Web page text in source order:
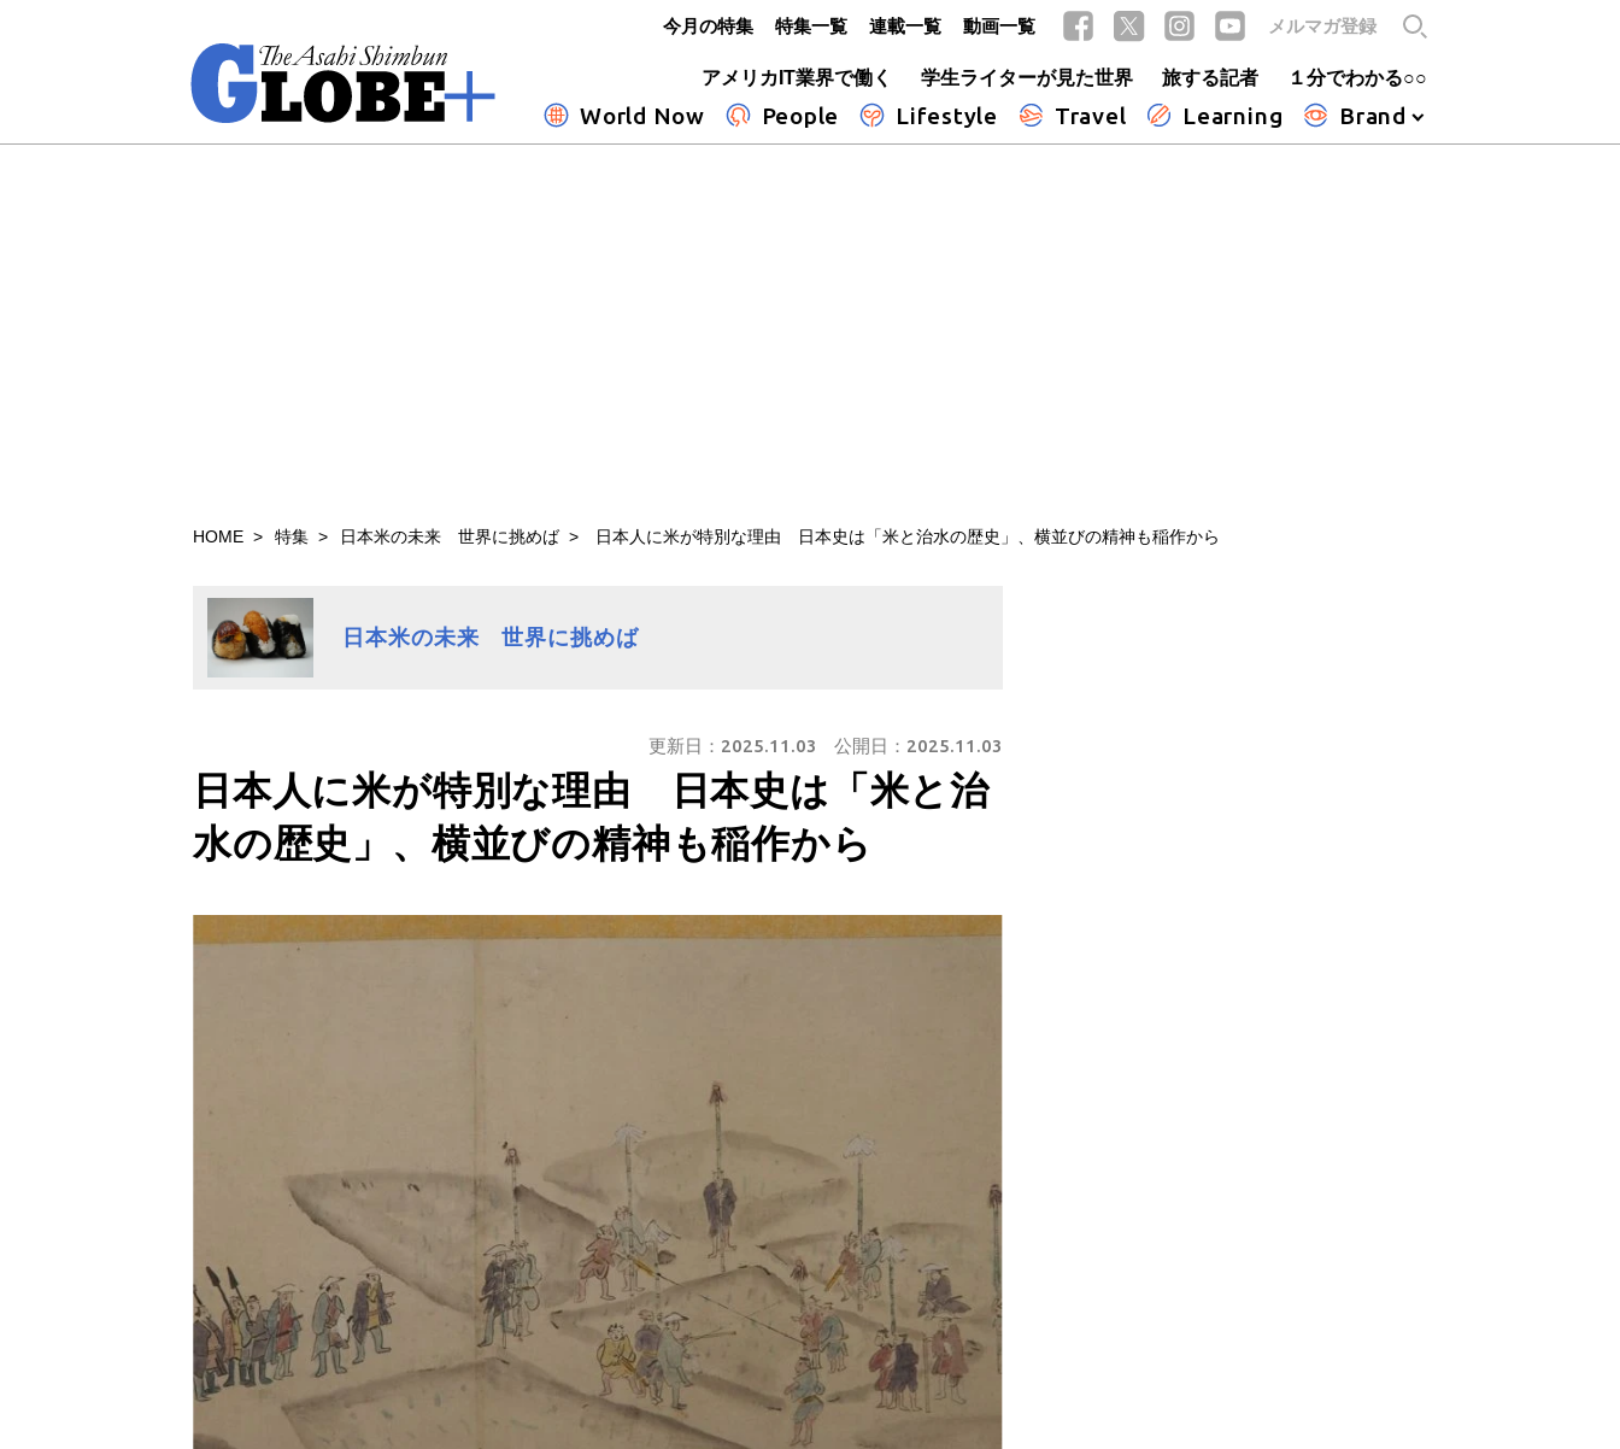
アメリカIT業界で働く
学生ライターが見た世界 旅する記者 １分でわかる○○
World Now People Lifestyle Travel Learning Brand
今月の特集 特集一覧 連載一覧 動画一覧 メルマガ登録
HOME 特集 日本米の未来 世界に挑めば 日本人に米が特別な理由 日本史は「米と治水の歴史」、横並びの精神も稲作から
日本米の未来 世界に挑めば
日本人に米が特別な理由 日本史は「米と治
水の歴史」、横並びの精神も稲作から
更新日： 2025.11.03 公開日： 2025.11.03